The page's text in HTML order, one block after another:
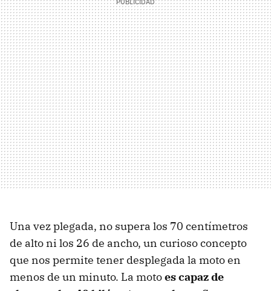
Una vez plegada, no supera los 70 centímetros
de alto ni los 26 de ancho, un curioso concepto
que nos permite tener desplegada la moto en
menos de un minuto. La motoes capaz de